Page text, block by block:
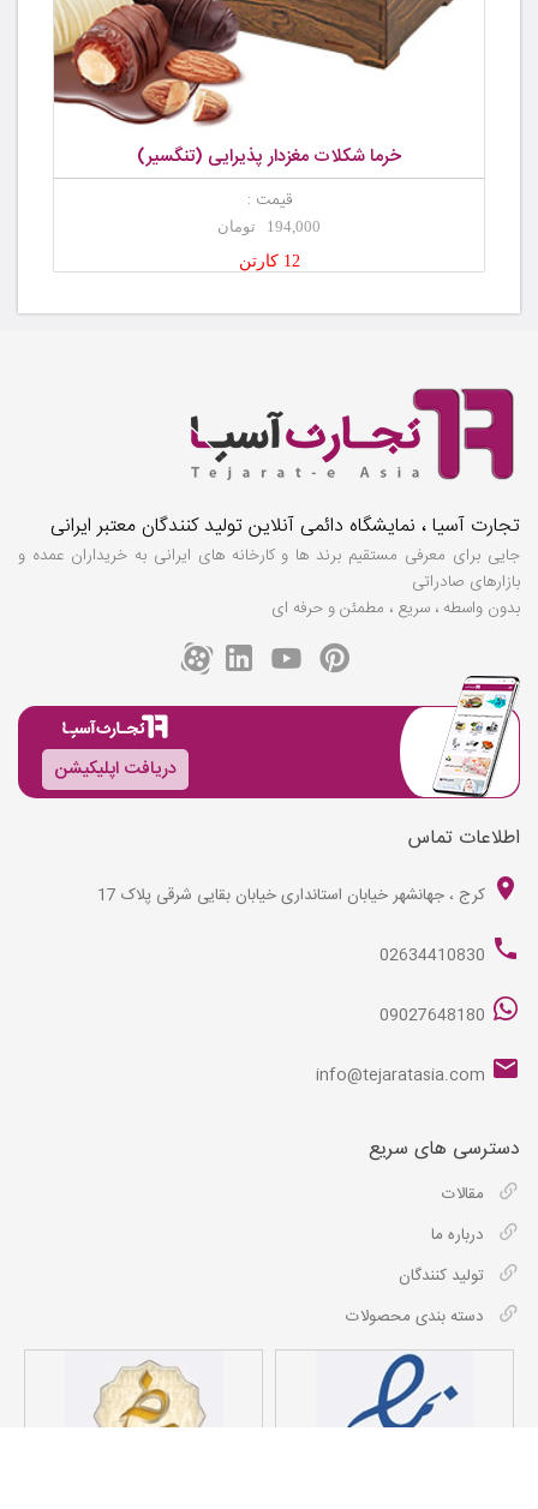
خرما شکلات مغزدار پذیرایی (تنگسیر)
قیمت :
194,000 تومان
12 کارتن
تجارت آسیا ، نمایشگاه دائمی آنلاین تولید کنندگان معتبر ایرانی
جایی برای معرفی مستقیم برند ها و کارخانه های ایرانی به خریداران عمده و
بازارهای صادراتی
بدون واسطه ، سریع ، مطمئن و حرفه ای
دریافت اپلیکیشن
اطلاعات تماس
کرج ، جهانشهر خیابان استانداری خیابان بقایی شرقی پلاک 17
02634410830
09027648180
info@tejaratasia.com
دسترسی های سریع
مقالات
درباره ما
تولید کنندگان
دسته بندی محصولات